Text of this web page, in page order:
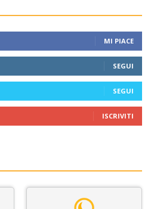
MI PIACE
SEGUI
SEGUI
ISCRIVITI